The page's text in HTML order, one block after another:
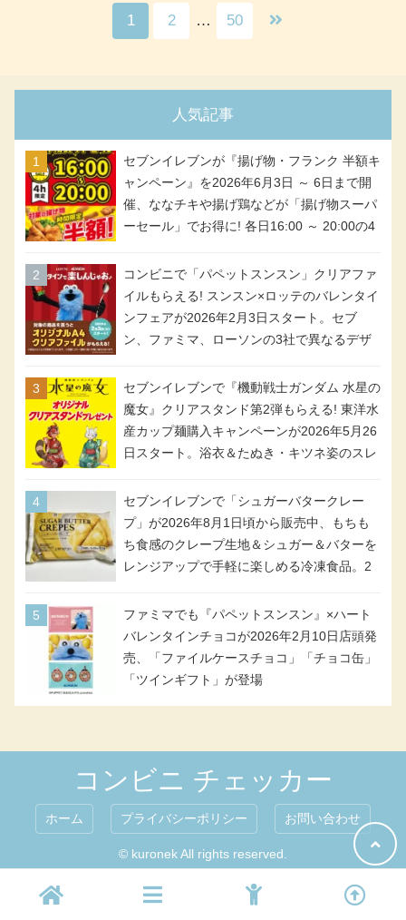
1 2 … 50
人気記事
セブンイレブンが『揚げ物・フランク 半額キ
ャンペーン』を2026年6月3日 ～ 6日まで開
催、ななチキや揚げ鶏などが「揚げ物スーパ
ーセール」でお得に! 各日16:00 ～ 20:00の4
アメリカンドッグが税抜き69円!
コンビニで「パペットスンスン」クリアファ
イルもらえる! スンスン×ロッテのバレンタイ
ンフェアが2026年2月3日スタート。セブ
ン、ファミマ、ローソンの3社で異なるデザ
セブンイレブンで『機動戦士ガンダム 水星の
魔女』クリアスタンド第2弾もらえる! 東洋水
産カップ麺購入キャンペーンが2026年5月26
日スタート。浴衣＆たぬき・キツネ姿のスレ
号・5号) / シャディクが全6種のクリアスタ
ンドになって登場!
セブンイレブンで「シュガーバタークレー
プ」が2026年8月1日頃から販売中、もちも
ち食感のクレープ生地＆シュガー＆バターを
レンジアップで手軽に楽しめる冷凍食品。2
ファミマでも『パペットスンスン』×ハート
バレンタインチョコが2026年2月10日店頭発
売、「ファイルケースチョコ」「チョコ缶」
「ツインギフト」が登場
コンビニ チェッカー
ホーム プライバシーポリシー お問い合わせ
© kuronek All rights reserved.